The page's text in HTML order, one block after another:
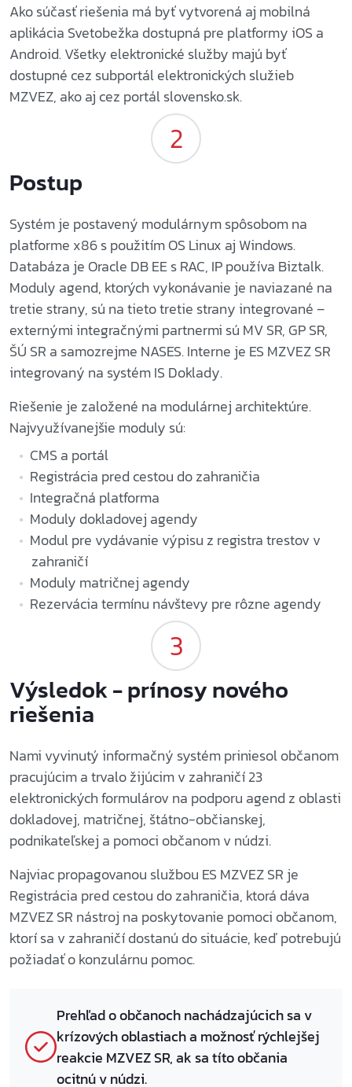
Ako súčasť riešenia má byť vytvorená aj mobilná
aplikácia Svetobežka dostupná pre platformy iOS a
Android. Všetky elektronické služby majú byť
dostupné cez subportál elektronických služieb
MZVEZ, ako aj cez portál slovensko.sk.
Postup
Systém je postavený modulárnym spôsobom na
platforme x86 s použitím OS Linux aj Windows.
Databáza je Oracle DB EE s RAC, IP používa Biztalk.
Moduly agend, ktorých vykonávanie je naviazané na
tretie strany, sú na tieto tretie strany integrované –
externými integračnými partnermi sú MV SR, GP SR,
ŠÚ SR a samozrejme NASES. Interne je ES MZVEZ SR
integrovaný na systém IS Doklady.
Riešenie je založené na modulárnej architektúre.
Najvyužívanejšie moduly sú:
CMS a portál
Registrácia pred cestou do zahraničia
Integračná platforma
Moduly dokladovej agendy
Modul pre vydávanie výpisu z registra trestov v
zahraničí
Moduly matričnej agendy
Rezervácia termínu návštevy pre rôzne agendy
Výsledok - prínosy nového
riešenia
Nami vyvinutý informačný systém priniesol občanom
pracujúcim a trvalo žijúcim v zahraničí 23
elektronických formulárov na podporu agend z oblasti
dokladovej, matričnej, štátno-občianskej,
podnikateľskej a pomoci občanom v núdzi.
Najviac propagovanou službou ES MZVEZ SR je
Registrácia pred cestou do zahraničia, ktorá dáva
MZVEZ SR nástroj na poskytovanie pomoci občanom,
ktorí sa v zahraničí dostanú do situácie, keď potrebujú
požiadať o konzulárnu pomoc.
Prehľad o občanoch nachádzajúcich sa v
krízových oblastiach a možnosť rýchlejšej
reakcie MZVEZ SR, ak sa títo občania
ocitnú v núdzi.